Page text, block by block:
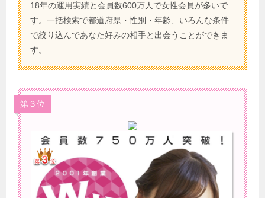
18年の運用実績と会員数600万人で女性会員が多いで
す。一括検索で都道府県・性別・年齢、いろんな条件
で絞り込んであなた好みの相手と出会うことができま
す。
第３位